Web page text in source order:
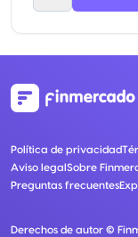
Política de privacidad
Aviso legalSobre
Preguntas frecuentes
Derechos de autor ©